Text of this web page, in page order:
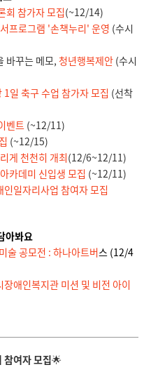
회 참가자 모집(~12/14)
프로그램 '손책누리' 운영 (수시
바꾸는 메모, 청년행복제안 (수시
일 축구 수업 참가자 모집 (선착
벤트 (~12/11)
(~12/15)
게 천천히 개최(12/6~12/11)
카데미 신입생 모집 (~12/11)
일자리사업 참여자 모집
아봐요
술 공모전 : 하나아트버스 (12/4
장애인복지관 미션 및 비전 아이
참여자 모집🌟